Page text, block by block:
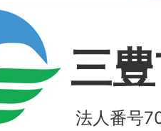
三
法人番号